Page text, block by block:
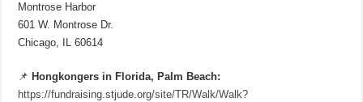
Montrose Harbor
601 W. Montrose Dr.
Chicago, IL 60614
📌 Hongkongers in Florida, Palm Beach:
https://fundraising.stjude.org/site/TR/Walk/Walk?